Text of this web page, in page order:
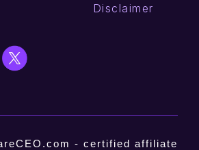
Disclaimer
- certified affiliate